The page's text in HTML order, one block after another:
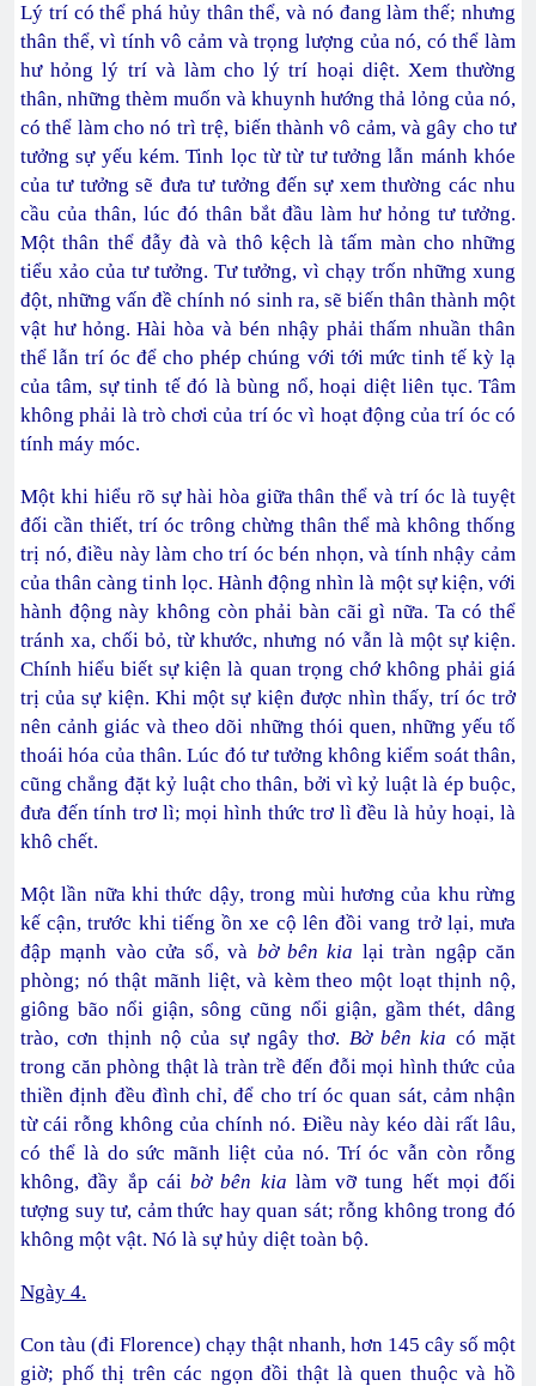
Lý trí có thể phá hủy thân thể, và nó đang làm thế; nhưng
thân thể, vì tính vô cảm và trọng lượng của nó, có thể làm
hư hỏng lý trí và làm cho lý trí hoại diệt. Xem thường
thân, những thèm muốn và khuynh hướng thả lỏng của nó,
có thể làm cho nó trì trệ, biến thành vô cảm, và gây cho tư
tưởng sự yếu kém. Tinh lọc từ từ tư tưởng lẫn mánh khóe
của tư tưởng sẽ đưa tư tưởng đến sự xem thường các nhu
cầu của thân, lúc đó thân bắt đầu làm hư hỏng tư tưởng.
Một thân thể đẫy đà và thô kệch là tấm màn cho những
tiểu xảo của tư tưởng. Tư tưởng, vì chạy trốn những xung
đột, những vấn đề chính nó sinh ra, sẽ biến thân thành một
vật hư hỏng. Hài hòa và bén nhậy phải thấm nhuần thân
thể lẫn trí óc để cho phép chúng với tới mức tinh tế kỳ lạ
của tâm, sự tinh tế đó là bùng nổ, hoại diệt liên tục. Tâm
không phải là trò chơi của trí óc vì hoạt động của trí óc có
tính máy móc.
Một khi hiểu rõ sự hài hòa giữa thân thể và trí óc là tuyệt
đối cần thiết, trí óc trông chừng thân thể mà không thống
trị nó, điều này làm cho trí óc bén nhọn, và tính nhậy cảm
của thân càng tinh lọc. Hành động nhìn là một sự kiện, với
hành động này không còn phải bàn cãi gì nữa. Ta có thể
tránh xa, chối bỏ, từ khước, nhưng nó vẫn là một sự kiện.
Chính hiểu biết sự kiện là quan trọng chớ không phải giá
trị của sự kiện. Khi một sự kiện được nhìn thấy, trí óc trở
nên cảnh giác và theo dõi những thói quen, những yếu tố
thoái hóa của thân. Lúc đó tư tưởng không kiểm soát thân,
cũng chẳng đặt kỷ luật cho thân, bởi vì kỷ luật là ép buộc,
đưa đến tính trơ lì; mọi hình thức trơ lì đều là hủy hoại, là
khô chết.
Một lần nữa khi thức dậy, trong mùi hương của khu rừng
kế cận, trước khi tiếng ồn xe cộ lên đồi vang trở lại, mưa
đập mạnh vào cửa sổ, và bờ bên kia lại tràn ngập căn
phòng; nó thật mãnh liệt, và kèm theo một loạt thịnh nộ,
giông bão nổi giận, sông cũng nổi giận, gầm thét, dâng
trào, cơn thịnh nộ của sự ngây thơ. Bờ bên kia có mặt
trong căn phòng thật là tràn trề đến đỗi mọi hình thức của
thiền định đều đình chỉ, để cho trí óc quan sát, cảm nhận
từ cái rỗng không của chính nó. Điều này kéo dài rất lâu,
có thể là do sức mãnh liệt của nó. Trí óc vẫn còn rỗng
không, đầy ắp cái bờ bên kia làm vỡ tung hết mọi đối
tượng suy tư, cảm thức hay quan sát; rỗng không trong đó
không một vật. Nó là sự hủy diệt toàn bộ.
Ngày 4.
Con tàu (đi Florence) chạy thật nhanh, hơn 145 cây số một
giờ; phố thị trên các ngọn đồi thật là quen thuộc và hồ